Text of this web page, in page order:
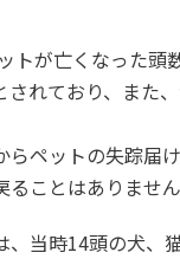
トが亡くなった頭
れており、また
らペットの失踪届
ことはありません
当時14頭の犬、